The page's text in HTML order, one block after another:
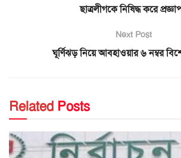
ছাত্রলীগকে নিষিদ্ধ করে
Next Post
ঘূর্ণিঝড় নিয়ে আবহাওয়ার ৬ নম্বর
Related Posts